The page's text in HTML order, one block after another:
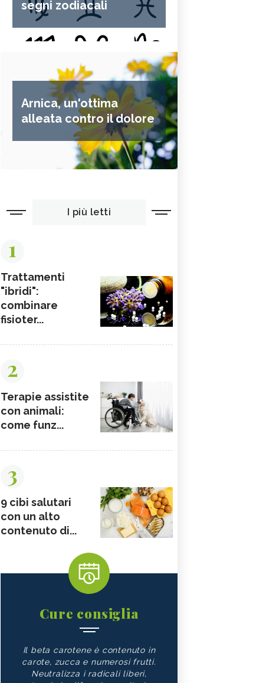
segni zodiacali
Arnica, un'ottima
alleata contro il dolore
I più letti
1
Trattamenti
"ibridi":
combinare
fisioter...
2
Terapie assistite
con animali:
come funz...
3
9 cibi salutari
con un alto
contenuto di...
Cure consiglia
Il beta carotene è contenuto in
carote, zucca e numerosi frutti.
Neutralizza i radicali liberi,